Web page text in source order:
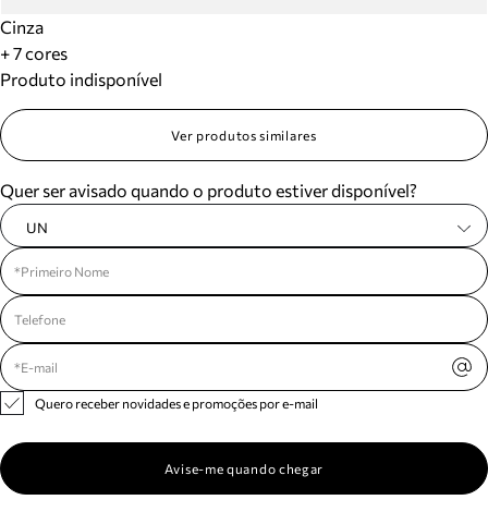
Cinza
+ 7 cores
Produto indisponível
Ver produtos similares
Quer ser avisado quando o produto estiver disponível?
UN
Quero receber novidades e promoções por e-mail
Avise-me quando chegar